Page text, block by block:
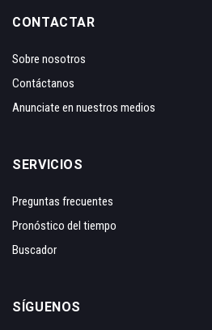
CONTACTAR
Sobre nosotros
Contáctanos
Anunciate en nuestros medios
SERVICIOS
Preguntas frecuentes
Pronóstico del tiempo
Buscador
SÍGUENOS